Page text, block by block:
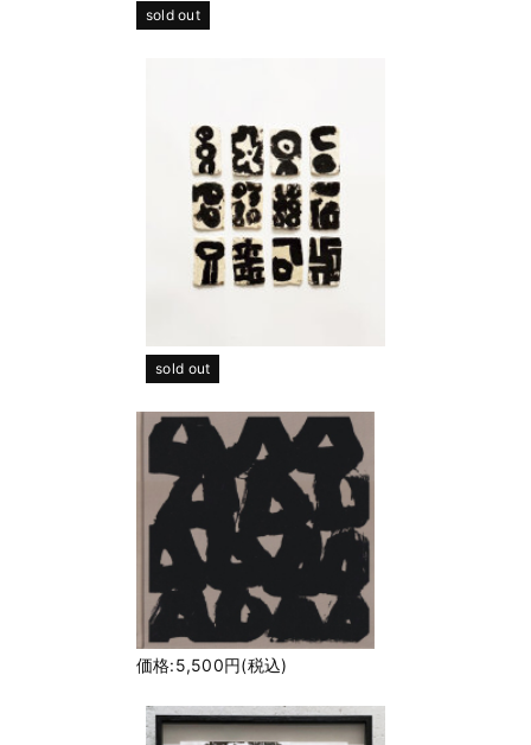
sold out
sold out
価格:5,500円(税込)